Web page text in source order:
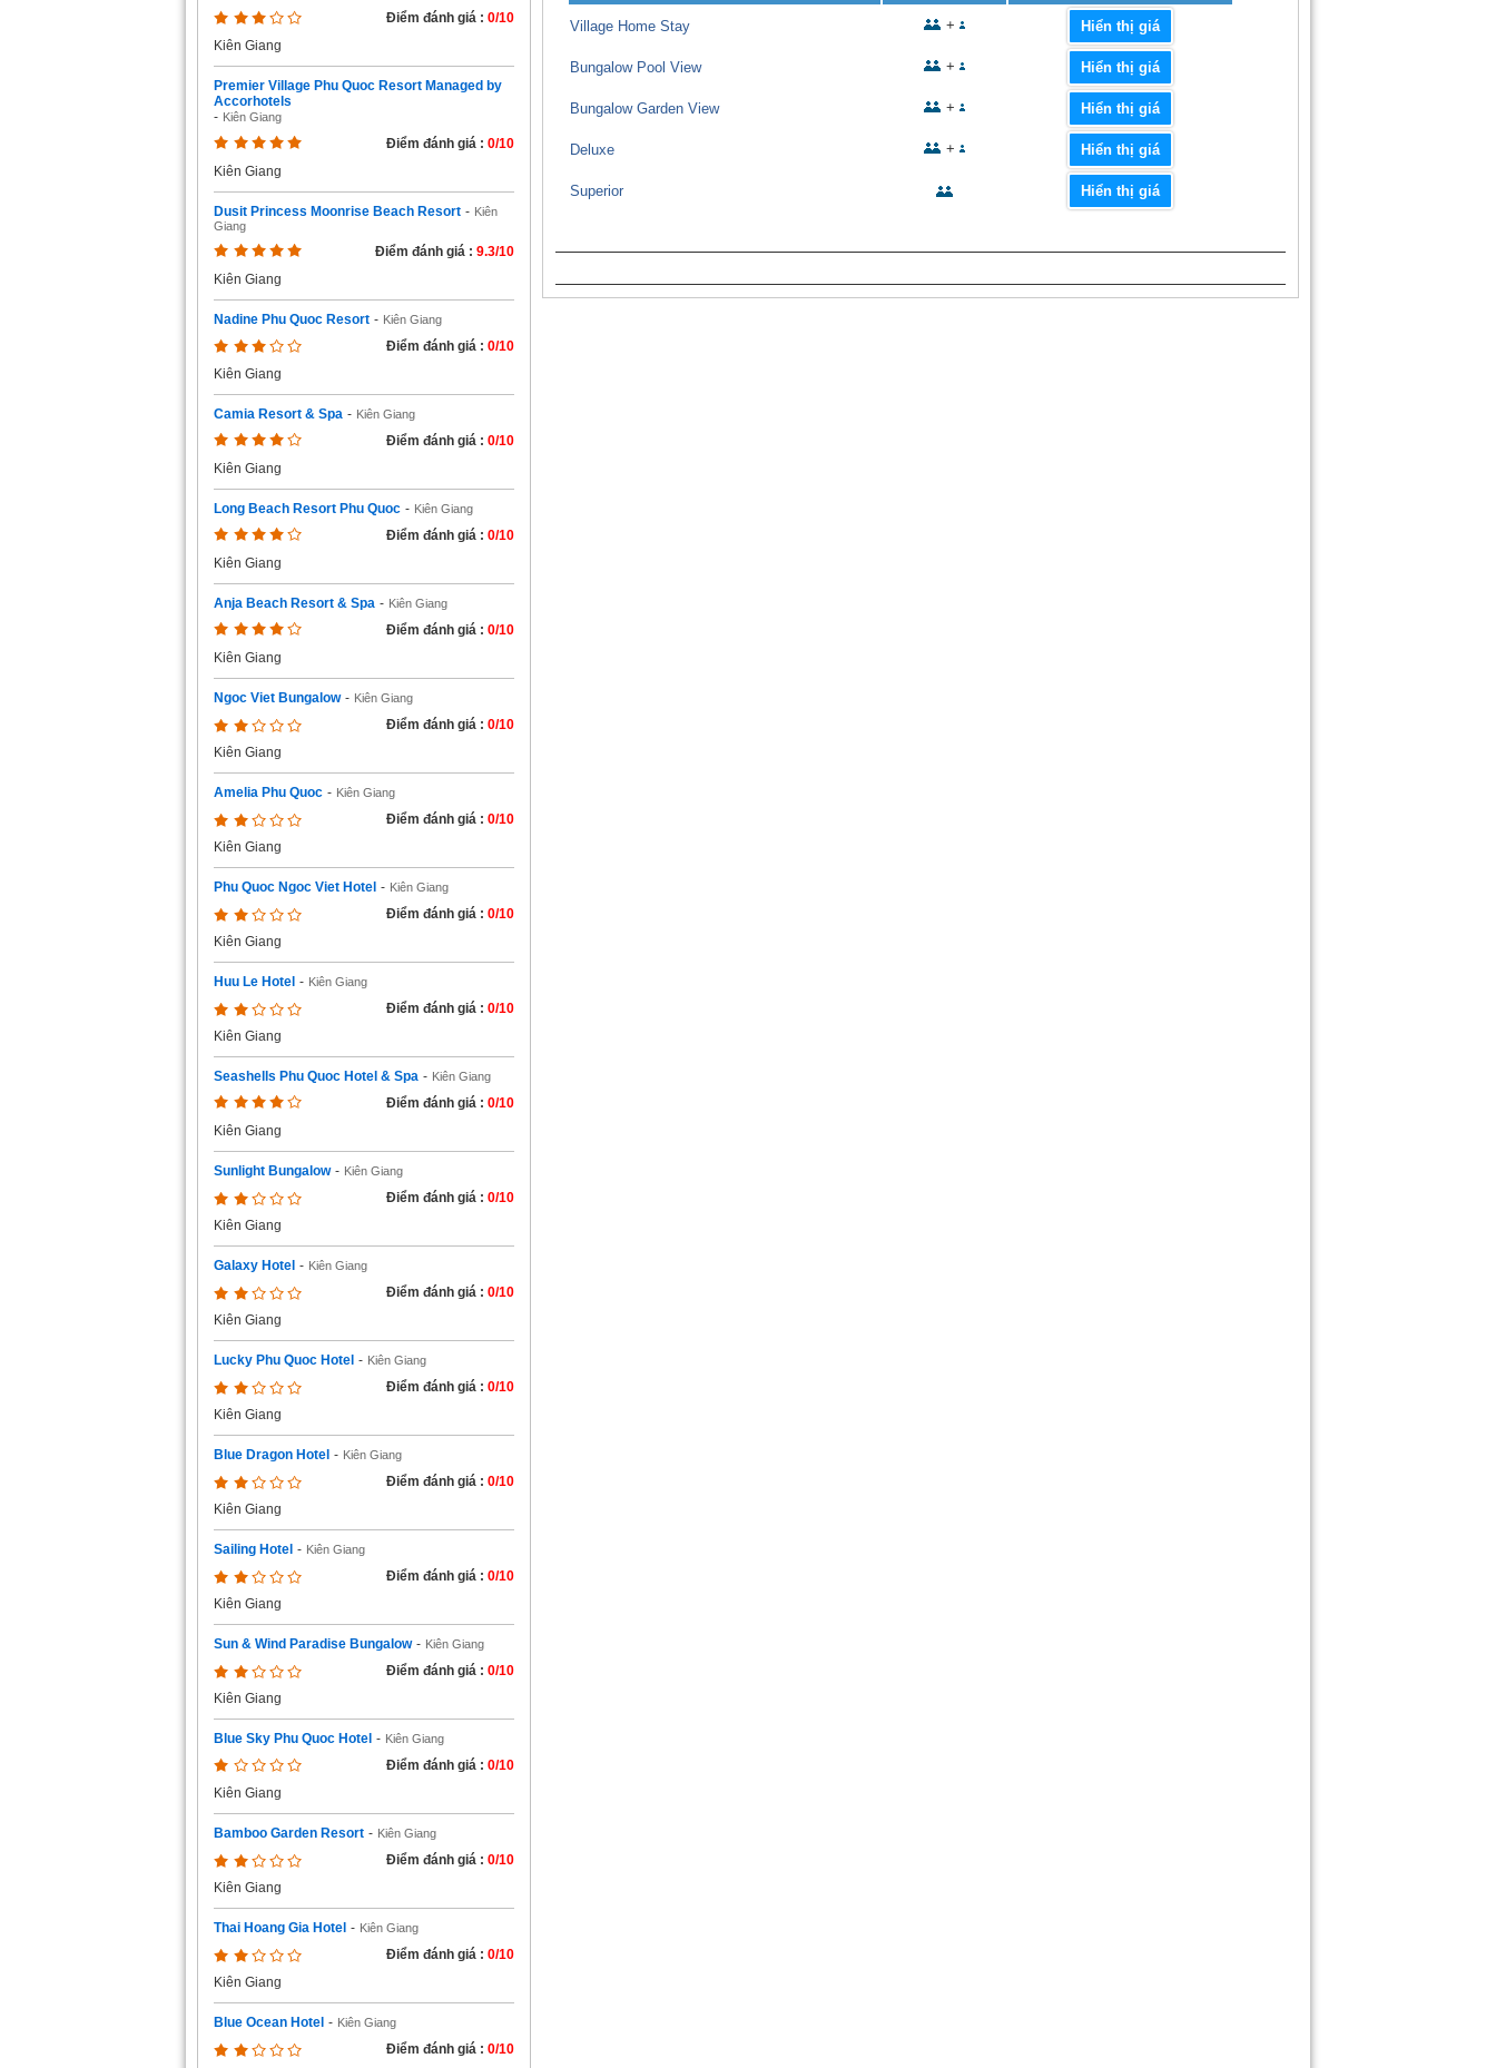
Điểm đánh giá : 0/10
Kiên Giang
Premier Village Phu Quoc Resort Managed by
Accorhotels
- Kiên Giang
Điểm đánh giá : 0/10
Kiên Giang
Dusit Princess Moonrise Beach Resort - Kiên
Giang
Điểm đánh giá : 9.3/10
Kiên Giang
Nadine Phu Quoc Resort - Kiên Giang
Điểm đánh giá : 0/10
Kiên Giang
Camia Resort & Spa - Kiên Giang
Điểm đánh giá : 0/10
Kiên Giang
Long Beach Resort Phu Quoc - Kiên Giang
Điểm đánh giá : 0/10
Kiên Giang
Anja Beach Resort & Spa - Kiên Giang
Điểm đánh giá : 0/10
Kiên Giang
Ngoc Viet Bungalow - Kiên Giang
Điểm đánh giá : 0/10
Kiên Giang
Amelia Phu Quoc - Kiên Giang
Điểm đánh giá : 0/10
Kiên Giang
Phu Quoc Ngoc Viet Hotel - Kiên Giang
Điểm đánh giá : 0/10
Kiên Giang
Huu Le Hotel - Kiên Giang
Điểm đánh giá : 0/10
Kiên Giang
Seashells Phu Quoc Hotel & Spa - Kiên Giang
Điểm đánh giá : 0/10
Kiên Giang
Sunlight Bungalow - Kiên Giang
Điểm đánh giá : 0/10
Kiên Giang
Galaxy Hotel - Kiên Giang
Điểm đánh giá : 0/10
Kiên Giang
Lucky Phu Quoc Hotel - Kiên Giang
Điểm đánh giá : 0/10
Kiên Giang
Blue Dragon Hotel - Kiên Giang
Điểm đánh giá : 0/10
Kiên Giang
Sailing Hotel - Kiên Giang
Điểm đánh giá : 0/10
Kiên Giang
Sun & Wind Paradise Bungalow - Kiên Giang
Điểm đánh giá : 0/10
Kiên Giang
Blue Sky Phu Quoc Hotel - Kiên Giang
Điểm đánh giá : 0/10
Kiên Giang
Bamboo Garden Resort - Kiên Giang
Điểm đánh giá : 0/10
Kiên Giang
Thai Hoang Gia Hotel - Kiên Giang
Điểm đánh giá : 0/10
Kiên Giang
Blue Ocean Hotel - Kiên Giang
Điểm đánh giá : 0/10
Village Home Stay + Hiển thị giá
Bungalow Pool View + Hiển thị giá
Bungalow Garden View + Hiển thị giá
Deluxe + Hiển thị giá
Superior Hiển thị giá